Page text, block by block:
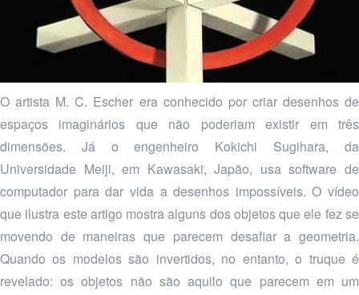
O artista M. C. Escher era conhecido por criar desenhos de
espaços imaginários que não poderiam existir em três
dimensões. Já o engenheiro Kokichi Sugihara, da
Universidade Meiji, em Kawasaki, Japão, usa software de
computador para dar vida a desenhos impossíveis. O vídeo
que ilustra este artigo mostra alguns dos objetos que ele fez se
movendo de maneiras que parecem desafiar a geometria.
Quando os modelos são invertidos, no entanto, o truque é
revelado: os objetos não são aquilo que parecem em um